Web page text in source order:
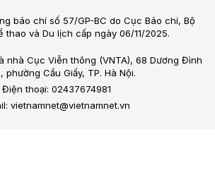
báo chí số 57/GP-BC do Cục Báo chí, Bộ
thao và Du lịch cấp ngày 06/11/2025.
nhà Cục Viễn thông (VNTA), 68 Dương Đình
phường Cầu Giấy, TP. Hà Nội.
Điện thoại: 02437674981
vietnamnet@vietnamnet.vn